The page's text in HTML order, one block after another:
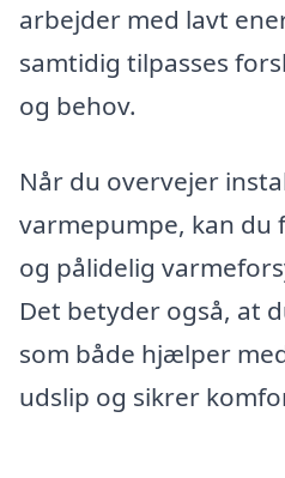
arbejder med lavt
samtidig tilpasses
og behov.
Når du overvejer
varmepumpe, kan du
og pålidelig
Det betyder også, at
som både hjælper
udslip og sikrer